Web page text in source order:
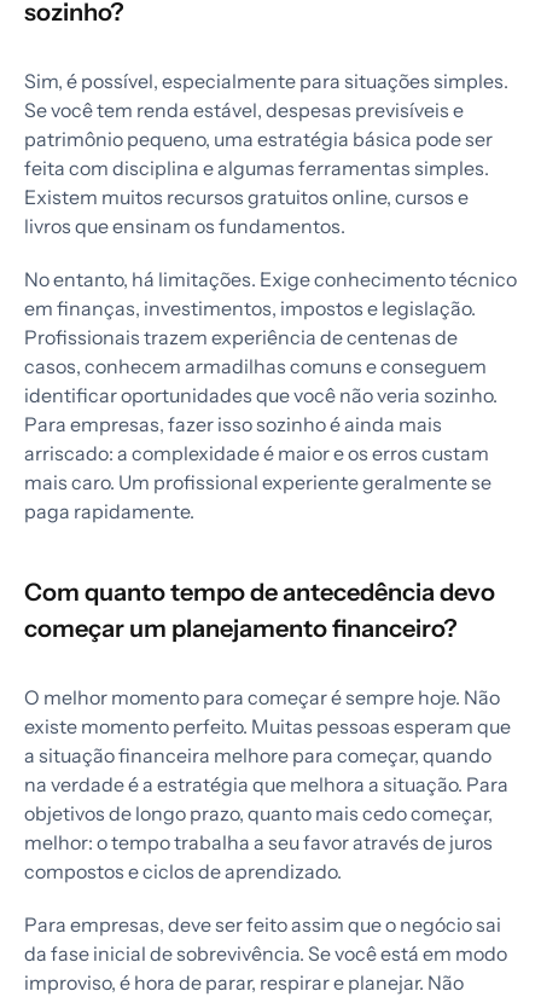
sozinho?
Sim, é possível, especialmente para situações simples.
Se você tem renda estável, despesas previsíveis e
patrimônio pequeno, uma estratégia básica pode ser
feita com disciplina e algumas ferramentas simples.
Existem muitos recursos gratuitos online, cursos e
livros que ensinam os fundamentos.
No entanto, há limitações. Exige conhecimento técnico
em finanças, investimentos, impostos e legislação.
Profissionais trazem experiência de centenas de
casos, conhecem armadilhas comuns e conseguem
identificar oportunidades que você não veria sozinho.
Para empresas, fazer isso sozinho é ainda mais
arriscado: a complexidade é maior e os erros custam
mais caro. Um profissional experiente geralmente se
paga rapidamente.
Com quanto tempo de antecedência devo
começar um planejamento financeiro?
O melhor momento para começar é sempre hoje. Não
existe momento perfeito. Muitas pessoas esperam que
a situação financeira melhore para começar, quando
na verdade é a estratégia que melhora a situação. Para
objetivos de longo prazo, quanto mais cedo começar,
melhor: o tempo trabalha a seu favor através de juros
compostos e ciclos de aprendizado.
Para empresas, deve ser feito assim que o negócio sai
da fase inicial de sobrevivência. Se você está em modo
improviso, é hora de parar, respirar e planejar. Não